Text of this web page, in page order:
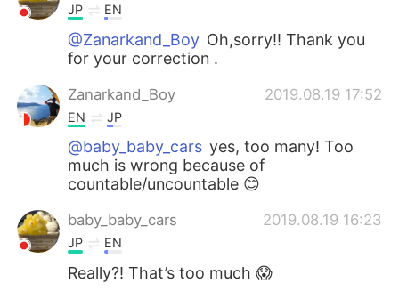
JP EN
@Zanarkand_Boy Oh,sorry!! Thank you
for your correction .
Zanarkand_Boy 2019.08.19 17:52
EN JP
@baby_baby_cars yes, too many! Too
much is wrong because of
countable/uncountable 😊
baby_baby_cars 2019.08.19 16:23
JP EN
Really?! That’s too much 😱